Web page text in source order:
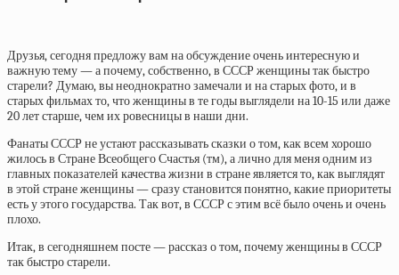
Друзья, сегодня предложу вам на обсуждение очень интересную и
важную тему — а почему, собственно, в СССРженщины так быстро
старели? Думаю, вы неоднократно замечали и на старых фото, и в
старых фильмах то, что женщины в те годы выглядели на 10-15 или даже
20 лет старше, чем их ровесницы в наши дни.
Фанаты СССР не устают рассказывать сказки о том, как всем хорошо
жилось в Стране Всеобщего Счастья (тм), а лично для меня одним из
главных показателей качества жизни в стране является то, как выглядят
в этой стране женщины — сразу становится понятно, какие приоритеты
есть у этого государства. Так вот, в СССР с этим всё было очень и очень
плохо.
Итак, в сегодняшнем посте — рассказ о том, почему женщины в СССР
так быстро старели.